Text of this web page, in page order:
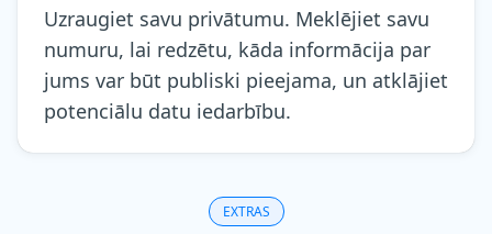
Uzraugiet savu privātumu. Meklējiet savu
numuru, lai redzētu, kāda informācija par
jums var būt publiski pieejama, un atklājiet
potenciālu datu iedarbību.
EXTRAS